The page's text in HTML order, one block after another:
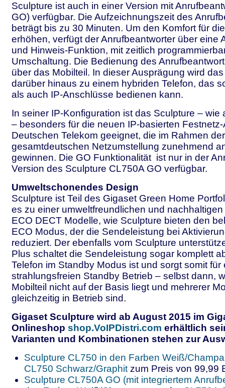
Sculpture ist auch in einer Version mit
GO) verfügbar. Die Aufzeichnungszeit des
beträgt bis zu 30 Minuten. Um den Komfort für
erhöhen, verfügt der Anrufbeantworter über eine
und Hinweis-Funktion, mit zeitlich
Umschaltung. Die Bedienung des
über das Mobilteil. In dieser Ausprägung wird
darüber hinaus zu einem hybriden Telefon, das
als auch IP-Anschlüsse bedienen kann.
In seiner IP-Konfiguration ist das Sculpture – wie
– besonders für die neuen IP-basierten
Deutschen Telekom geeignet, die im Rahmen der
gesamtdeutschen Netzumstellung zunehmend
gewinnen. Die GO Funktionalität ist nur in der
Version des Sculpture CL750A GO verfügbar.
Umweltschonendes Design
Sculpture ist Teil des Gigaset Green Home
es zu einer umweltfreundlichen und
ECO DECT Modelle, wie Sculpture bieten den
ECO Modus, der die Sendeleistung bei
reduziert. Der ebenfalls vom Sculpture
Plus schaltet die Sendeleistung sogar komplett
Telefon im Standby Modus ist und sorgt somit für
strahlungsfreien Standby Betrieb – selbst dann,
Mobilteil nicht auf der Basis liegt und mehrerer
gleichzeitig in Betrieb sind.
Gigaset Sculpture wird ab August 2015 im
Onlineshop shop.VoIPDistri.com erhältlich
Varianten und Kombinationen stehen zur
Sculpture CL750 in den Farben Weiß/
CL750 Schwarz/Graphit zum Preis von 99,99
Sculpture CL750A GO (mit integriertem